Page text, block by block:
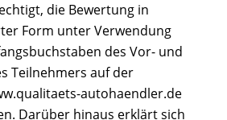
die Bewertung in
Form unter Verwendung
des Vor- und
Teilnehmers auf der
autohaendler.de
Darüber hinaus erklärt sich